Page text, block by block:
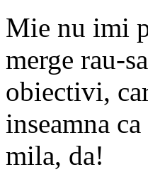
Mie nu imi
merge rau-
obiectivi,
inseamna
mila, da!